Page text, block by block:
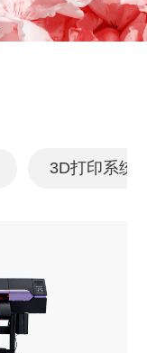
3D打印系统